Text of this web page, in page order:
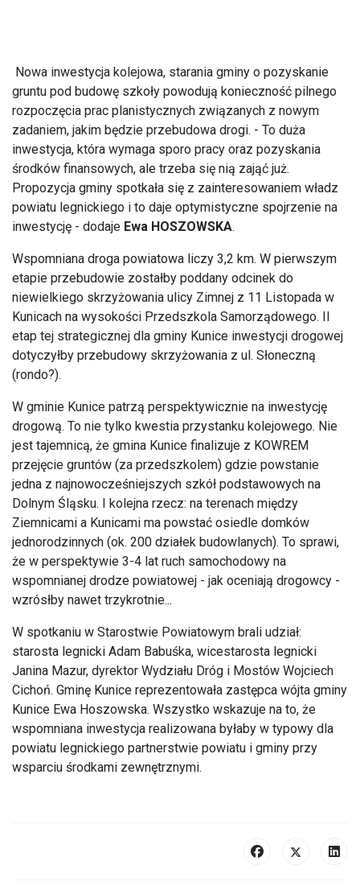
Nowa inwestycja kolejowa, starania gminy o pozyskanie
gruntu pod budowę szkoły powodują konieczność pilnego
rozpoczęcia prac planistycznych związanych z nowym
zadaniem, jakim będzie przebudowa drogi. - To duża
inwestycja, która wymaga sporo pracy oraz pozyskania
środków finansowych, ale trzeba się nią zająć już.
Propozycja gminy spotkała się z zainteresowaniem władz
powiatu legnickiego i to daje optymistyczne spojrzenie na
inwestycję - dodaje Ewa HOSZOWSKA.
Wspomniana droga powiatowa liczy 3,2 km. W pierwszym
etapie przebudowie zostałby poddany odcinek do
niewielkiego skrzyżowania ulicy Zimnej z 11 Listopada w
Kunicach na wysokości Przedszkola Samorządowego. II
etap tej strategicznej dla gminy Kunice inwestycji drogowej
dotyczyłby przebudowy skrzyżowania z ul. Słoneczną
(rondo?).
W gminie Kunice patrzą perspektywicznie na inwestycję
drogową. To nie tylko kwestia przystanku kolejowego. Nie
jest tajemnicą, że gmina Kunice finalizuje z KOWREM
przejęcie gruntów (za przedszkolem) gdzie powstanie
jedna z najnowocześniejszych szkół podstawowych na
Dolnym Śląsku. I kolejna rzecz: na terenach między
Ziemnicami a Kunicami ma powstać osiedle domków
jednorodzinnych (ok. 200 działek budowlanych). To sprawi,
że w perspektywie 3-4 lat ruch samochodowy na
wspomnianej drodze powiatowej - jak oceniają drogowcy -
wzrósłby nawet trzykrotnie...
W spotkaniu w Starostwie Powiatowym brali udział:
starosta legnicki Adam Babuśka, wicestarosta legnicki
Janina Mazur, dyrektor Wydziału Dróg i Mostów Wojciech
Cichoń. Gminę Kunice reprezentowała zastępca wójta gminy
Kunice Ewa Hoszowska. Wszystko wskazuje na to, że
wspomniana inwestycja realizowana byłaby w typowy dla
powiatu legnickiego partnerstwie powiatu i gminy przy
wsparciu środkami zewnętrznymi.